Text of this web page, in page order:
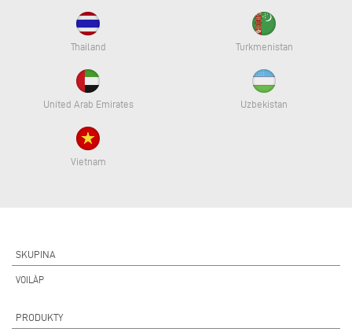
Thailand Turkmenistan
United Arab Emirates Uzbekistan
Vietnam
SKUPINA
VOILÀP
PRODUKTY